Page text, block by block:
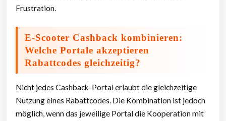
Frustration.
E-Scooter Cashback kombinieren:
Welche Portale akzeptieren
Rabattcodes gleichzeitig?
Nicht jedes Cashback-Portal erlaubt die gleichzeitige
Nutzung eines Rabattcodes. Die Kombination ist jedoch
möglich, wenn das jeweilige Portal die Kooperation mit